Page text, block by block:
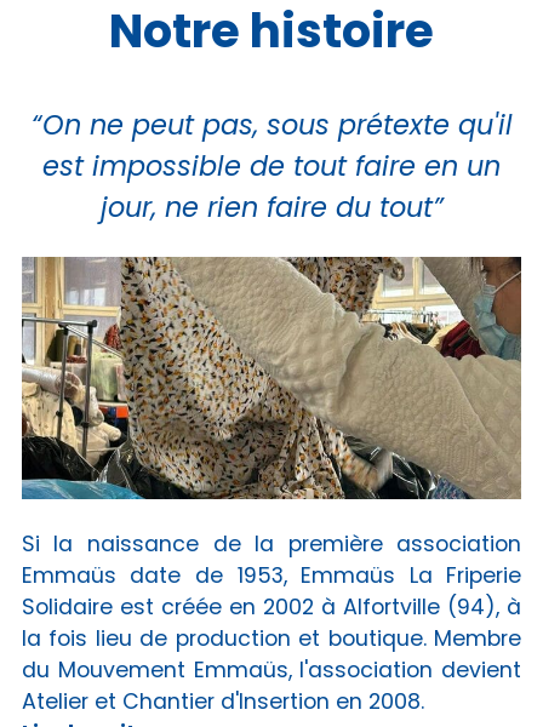
Notre histoire
“On ne peut pas, sous prétexte qu'il
est impossible de tout faire en un
jour, ne rien faire du tout”
Si la naissance de la première association
Emmaüs date de 1953, Emmaüs La Friperie
Solidaire est créée en 2002 à Alfortville (94), à
la fois lieu de production et boutique. Membre
du Mouvement Emmaüs, l'association devient
Atelier et Chantier d'Insertion en 2008.